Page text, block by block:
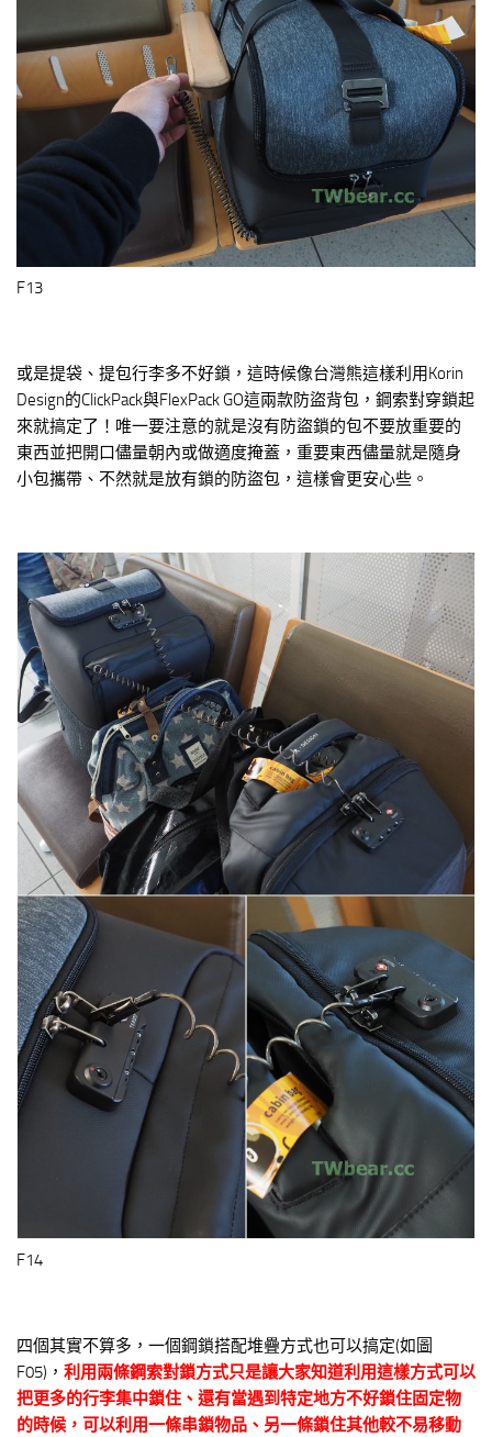
F13
或是提袋、提包行李多不好鎖，這時候像台灣熊這樣利用Korin
Design的ClickPack與FlexPack GO這兩款防盜背包，鋼索對穿鎖起
來就搞定了！唯一要注意的就是沒有防盜鎖的包不要放重要的
東西並把開口儘量朝內或做適度掩蓋，重要東西儘量就是隨身
小包攜帶、不然就是放有鎖的防盜包，這樣會更安心些。
F14
四個其實不算多，一個鋼鎖搭配堆疊方式也可以搞定(如圖
F05)， 利用兩條鋼索對鎖方式只是讓大家知道利用這樣方式可以
把更多的行李集中鎖住、還有當遇到特定地方不好鎖住固定物
的時候，可以利用一條串鎖物品、另一條鎖住其他較不易移動